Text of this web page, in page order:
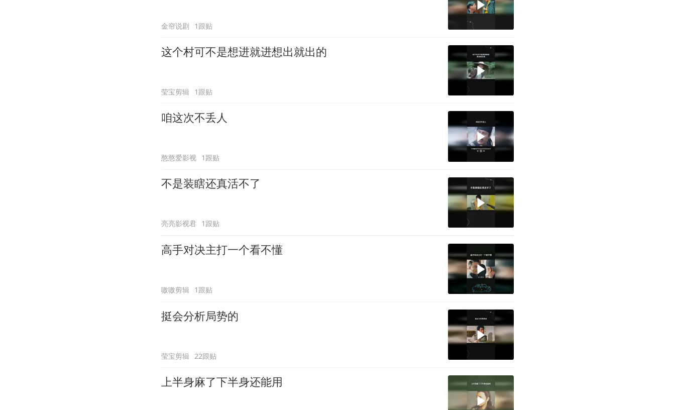
金帘说剧 1跟贴
这个村可不是想进就进想出就出的
莹宝剪辑 1跟贴
咱这次不丢人
憨憨爱影视 1跟贴
不是装瞎还真活不了
亮亮影视君 1跟贴
高手对决主打一个看不懂
嗷嗷剪辑 1跟贴
挺会分析局势的
莹宝剪辑 22跟贴
上半身麻了下半身还能用